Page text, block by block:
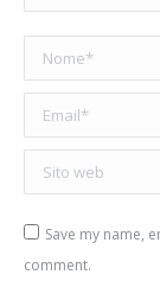
Nome *
Email *
Sito web
Save my name,
comment.